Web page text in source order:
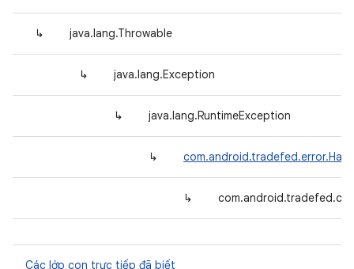
↳ java.lang.Throwable
↳ java.lang.Exception
↳ java.lang.RuntimeException
↳
↳
Các lớp con trực tiếp đã biết